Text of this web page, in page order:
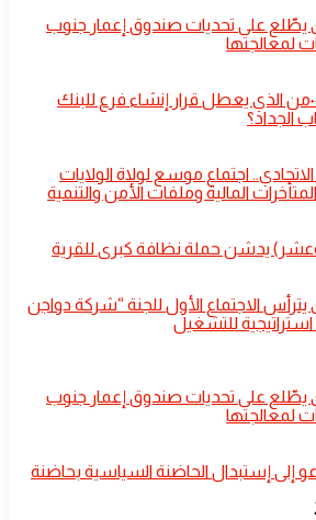
يطّلع على تحديات صندوق إعمار جنوب
لمعالجتها
أحمد جبارة يكتب ٠٠٠من الذي يعطل قرار إنشاء فرع للبنك
الجداد؟
اجتماع موسع لولاة الولايات
المالية وملفات الأمن والتنمية
يدشن حملة نظافة كبرى للقرية
يترأس الاجتماع الأول للجنة “شركة دواجن
للتشغيل
يطّلع على تحديات صندوق إعمار جنوب
لمعالجتها
إلى إستبدال الحاضنة السياسية بحاضنة